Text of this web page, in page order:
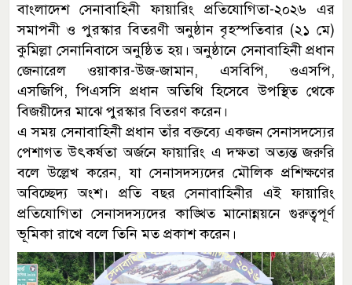
বাংলাদেশ সেনাবাহিনী ফায়ারিং প্রতিযোগিতা-২০২৬ এর
সমাপনী ও পুরস্কার বিতরণী অনুষ্ঠান বৃহস্পতিবার (২১ মে)
কুমিল্লা সেনানিবাসে অনুষ্ঠিত হয়। অনুষ্ঠানে সেনাবাহিনী প্রধান
জেনারেল ওয়াকার-উজ-জামান, এসবিপি, ওএসপি,
এসজিপি, পিএসসি প্রধান অতিথি হিসেবে উপস্থিত থেকে
বিজয়ীদের মাঝে পুরস্কার বিতরণ করেন।
এ সময় সেনাবাহিনী প্রধান তাঁর বক্তব্যে একজন সেনাসদস্যের
পেশাগত উৎকর্ষতা অর্জনে ফায়ারিং এ দক্ষতা অত্যন্ত জরুরি
বলে উল্লেখ করেন, যা সেনাসদস্যদের মৌলিক প্রশিক্ষণের
অবিচ্ছেদ্য অংশ। প্রতি বছর সেনাবাহিনীর এই ফায়ারিং
প্রতিযোগিতা সেনাসদস্যদের কাঙ্খিত মানোন্নয়নে গুরুত্বপূর্ণ
ভূমিকা রাখে বলে তিনি মত প্রকাশ করেন।